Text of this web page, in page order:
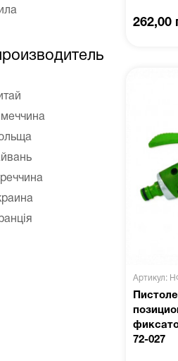
262,00
Артикул:
72-027